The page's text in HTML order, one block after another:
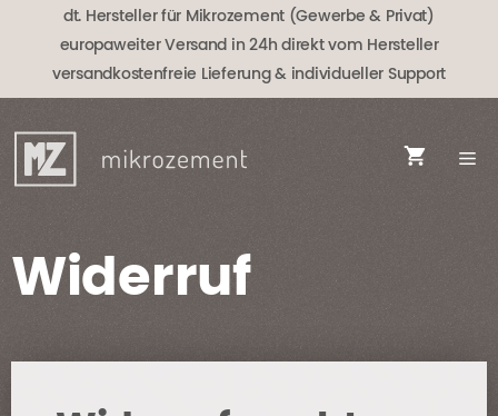
dt. Hersteller für Mikrozement (Gewerbe & Privat)
europaweiter Versand in 24h direkt vom Hersteller
versandkostenfreie Lieferung& individueller Support
Widerruf